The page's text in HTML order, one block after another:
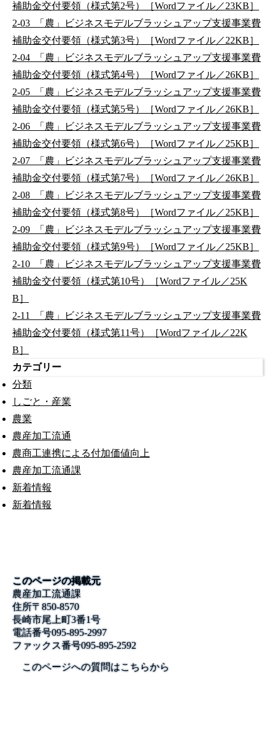
補助金交付要領（様式第2号）［Wordファイル／23KB］
2-03_「農」ビジネスモデルブラッシュアップ支援事業費
補助金交付要領（様式第3号）［Wordファイル／22KB］
2-04_「農」ビジネスモデルブラッシュアップ支援事業費
補助金交付要領（様式第4号）［Wordファイル／26KB］
2-05_「農」ビジネスモデルブラッシュアップ支援事業費
補助金交付要領（様式第5号）［Wordファイル／26KB］
2-06_「農」ビジネスモデルブラッシュアップ支援事業費
補助金交付要領（様式第6号）［Wordファイル／25KB］
2-07_「農」ビジネスモデルブラッシュアップ支援事業費
補助金交付要領（様式第7号）［Wordファイル／26KB］
2-08_「農」ビジネスモデルブラッシュアップ支援事業費
補助金交付要領（様式第8号）［Wordファイル／25KB］
2-09_「農」ビジネスモデルブラッシュアップ支援事業費
補助金交付要領（様式第9号）［Wordファイル／25KB］
2-10_「農」ビジネスモデルブラッシュアップ支援事業費
補助金交付要領（様式第10号）［Wordファイル／25K
B］
2-11_「農」ビジネスモデルブラッシュアップ支援事業費
補助金交付要領（様式第11号）［Wordファイル／22K
B］
カテゴリー
分類
しごと・産業
農業
農産加工流通
農商工連携による付加価値向上
農産加工流通課
新着情報
新着情報
このページの掲載元
農産加工流通課
住所〒850-8570
長崎市尾上町3番1号
電話番号095-895-2997
ファックス番号095-895-2592
このページへの質問はこちらから